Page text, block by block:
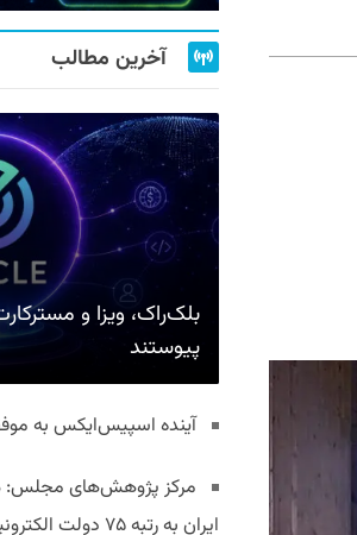
آخرین مطالب
بلک‌راک، ویزا و
پیوستند
آینده اسپیس‌ایکس به
مرکز پژوهش‌های مجلس:
ایران به رتبه ۷۵ دولت الکترونیکی است